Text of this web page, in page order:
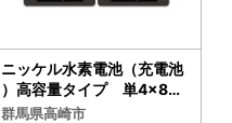
ニッケル水素電池（充電池
）高容量タイプ 単4×8個
セット
群馬県高崎市